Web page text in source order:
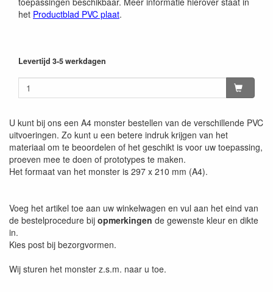
het Productblad PVC plaat.
Levertijd 3-5 werkdagen
U kunt bij ons een A4 monster bestellen van de verschillende PVC
uitvoeringen. Zo kunt u een betere indruk krijgen van het
materiaal om te beoordelen of het geschikt is voor uw toepassing,
proeven mee te doen of prototypes te maken.
Het formaat van het monster is 297 x 210 mm (A4).
Voeg het artikel toe aan uw winkelwagen en vul aan het eind van
de bestelprocedure bij opmerkingen de gewenste kleur en dikte
in.
Kies post bij bezorgvormen.
Wij sturen het monster z.s.m. naar u toe.